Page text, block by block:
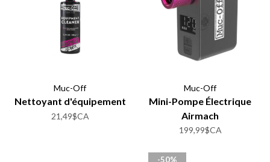
Muc-Off
Nettoyant d'équipement
21,49$CA
Muc-Off
Mini-Pompe Électrique
Airmach
199,99$CA
-50%